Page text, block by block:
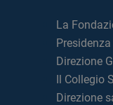
La
Presidenza
Direzione
Il Collegio
Direzione